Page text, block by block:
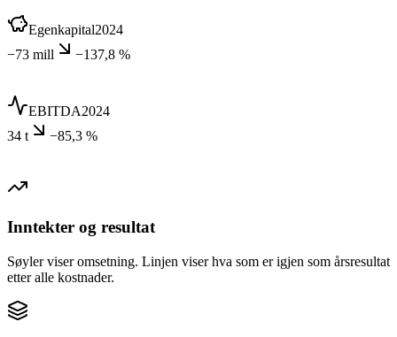
Egenkapital2024
−73 mill
−137,8 %
EBITDA2024
34 t
−85,3 %
Inntekter og resultat
Søyler viser omsetning. Linjen viser hva som er igjen som årsresultat
etter alle kostnader.